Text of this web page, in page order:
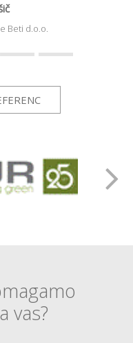
Beti d.o.o.
vas?